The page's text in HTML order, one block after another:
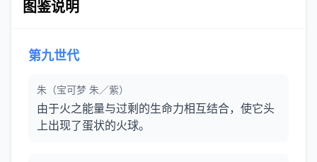
图鉴说明
第九世代
朱（宝可梦 朱／紫）
由于火之能量与过剩的生命力相互结合，使它头
上出现了蛋状的火球。